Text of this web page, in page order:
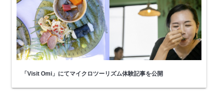
「Visit Omi」にてマイクロツーリズム体験記事を公開